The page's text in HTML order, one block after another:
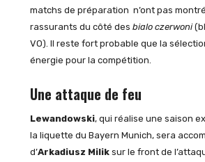
matchs de préparation n’ont pas
rassurants du côté des bialo czerwoni
VO). Il reste fort probable que la
énergie pour la compétition.
Une attaque de feu
Lewandowski, qui réalise une saison
la liquette du Bayern Munich, sera
d’Arkadiusz Miliksur le front de